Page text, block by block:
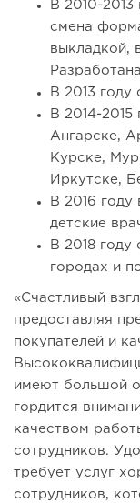
В 2010-
смена
выкладкой,
В 2013 году
В 2014-2015
Ангарске,
Курске,
Иркутске,
В 2016 году
детские
В 2018
городах и
«Счастливый
предоставляя
покупателей и
имеют большой
гордится
качеством
сотрудников.
требует услуг
сотрудников,